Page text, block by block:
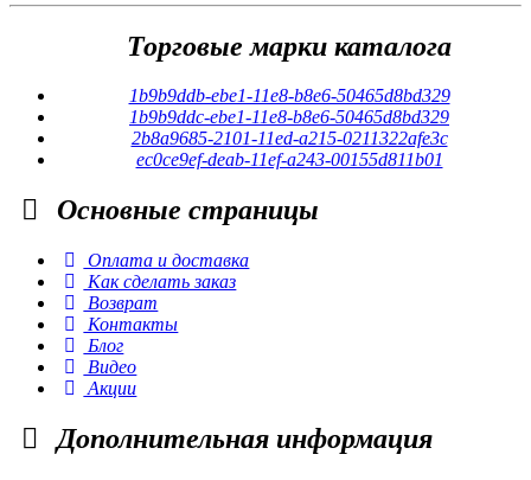
Торговые марки каталога
1b9b9ddb-ebe1-11e8-b8e6-50465d8bd329
1b9b9ddc-ebe1-11e8-b8e6-50465d8bd329
2b8a9685-2101-11ed-a215-0211322afe3c
ec0ce9ef-deab-11ef-a243-00155d811b01
Основные страницы
Оплата и доставка
Как сделать заказ
Возврат
Контакты
Блог
Видео
Акции
Дополнительнаяинформация